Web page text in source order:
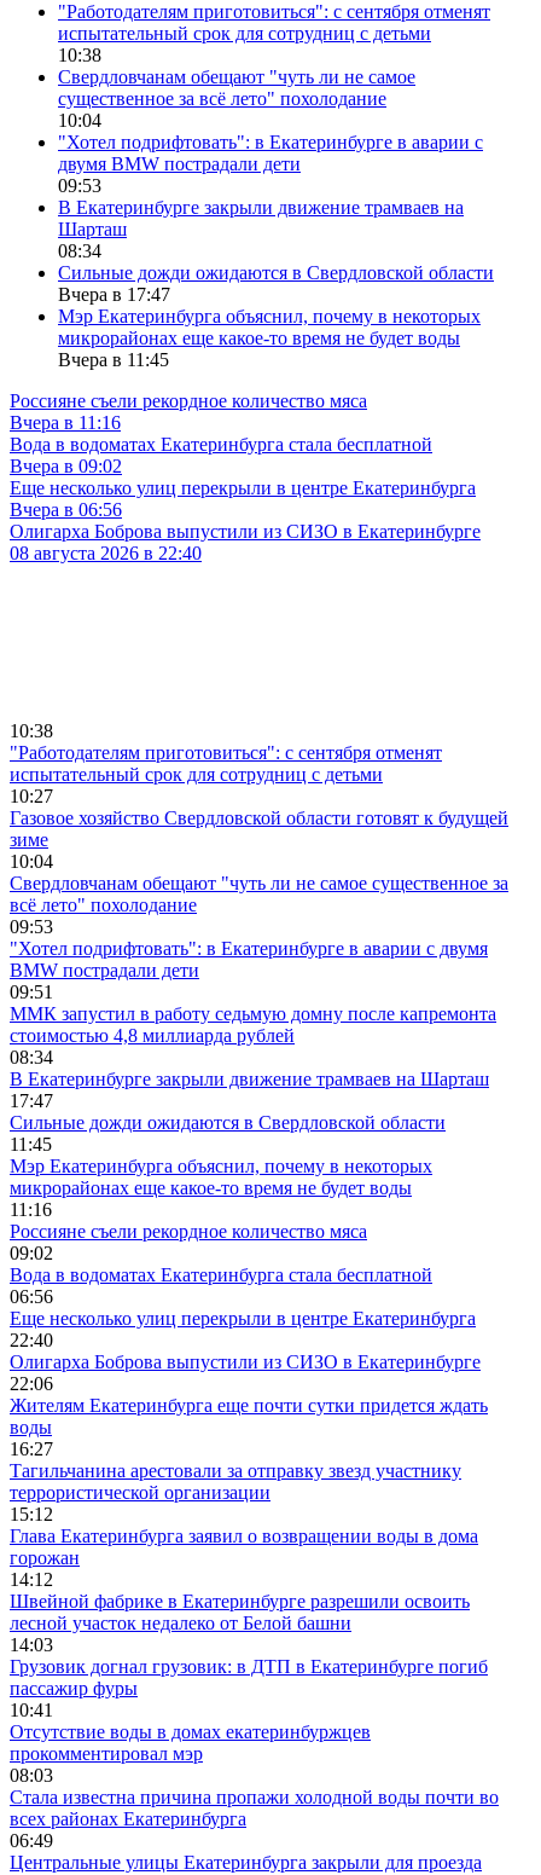
"Работодателям приготовиться": с сентября отменят
испытательный срок для сотрудниц с детьми
10:38
Свердловчанам обещают "чуть ли не самое
существенное за всё лето" похолодание
10:04
"Хотел подрифтовать": в Екатеринбурге в аварии с
двумя BMW пострадали дети
09:53
В Екатеринбурге закрыли движение трамваев на
Шарташ
08:34
Сильные дожди ожидаются в Свердловской области
Вчера в 17:47
Мэр Екатеринбурга объяснил, почему в некоторых
микрорайонах еще какое-то время не будет воды
Вчера в 11:45
Россияне съели рекордное количество мяса
Вчера в 11:16
Вода в водоматах Екатеринбурга стала бесплатной
Вчера в 09:02
Еще несколько улиц перекрыли в центре Екатеринбурга
Вчера в 06:56
Олигарха Боброва выпустили из СИЗО в Екатеринбурге
08 августа 2026 в 22:40
10:38
"Работодателям приготовиться": с сентября отменят
испытательный срок для сотрудниц с детьми
10:27
Газовое хозяйство Свердловской области готовят к будущей
зиме
10:04
Свердловчанам обещают "чуть ли не самое существенное за
всё лето" похолодание
09:53
"Хотел подрифтовать": в Екатеринбурге в аварии с двумя
BMW пострадали дети
09:51
ММК запустил в работу седьмую домну после капремонта
стоимостью 4,8 миллиарда рублей
08:34
В Екатеринбурге закрыли движение трамваев на Шарташ
17:47
Сильные дожди ожидаются в Свердловской области
11:45
Мэр Екатеринбурга объяснил, почему в некоторых
микрорайонах еще какое-то время не будет воды
11:16
Россияне съели рекордное количество мяса
09:02
Вода в водоматах Екатеринбурга стала бесплатной
06:56
Еще несколько улиц перекрыли в центре Екатеринбурга
22:40
Олигарха Боброва выпустили из СИЗО в Екатеринбурге
22:06
Жителям Екатеринбурга еще почти сутки придется ждать
воды
16:27
Тагильчанина арестовали за отправку звезд участнику
террористической организации
15:12
Глава Екатеринбурга заявил о возвращении воды в дома
горожан
14:12
Швейной фабрике в Екатеринбурге разрешили освоить
лесной участок недалеко от Белой башни
14:03
Грузовик догнал грузовик: в ДТП в Екатеринбурге погиб
пассажир фуры
10:41
Отсутствие воды в домах екатеринбуржцев
прокомментировал мэр
08:03
Стала известна причина пропажи холодной воды почти во
всех районах Екатеринбурга
06:49
Центральные улицы Екатеринбурга закрыли для проезда